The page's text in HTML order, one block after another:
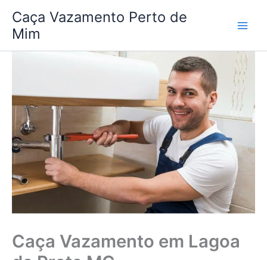
para
conteúdo
Caça Vazamento Perto de
Mim
Caça Vazamento em Lagoa